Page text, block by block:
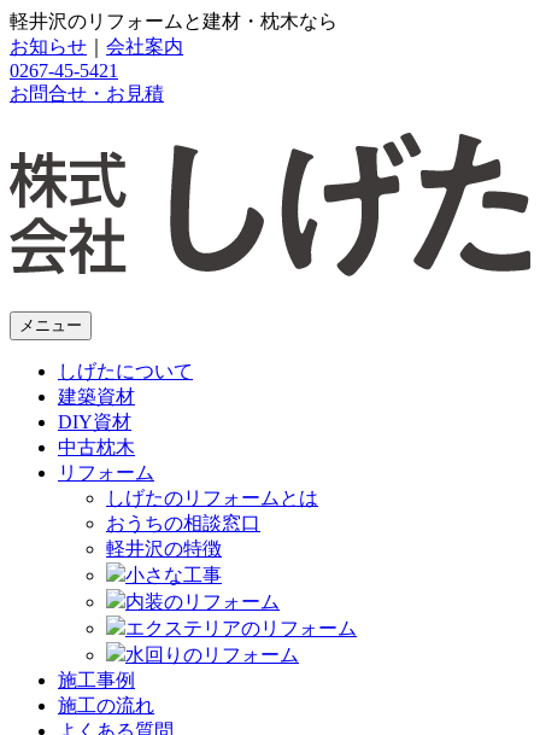
軽井沢のリフォームと建材・枕木なら
お知らせ
会社案内
0267-45-5421
お問合せ・お見積
メニュー
しげたについて
建築資材
DIY資材
中古枕木
リフォーム
しげたのリフォームとは
おうちの相談窓口
軽井沢の特徴
小さな工事
内装のリフォーム
エクステリアのリフォーム
水回りのリフォーム
施工事例
施工の流れ
よくある質問